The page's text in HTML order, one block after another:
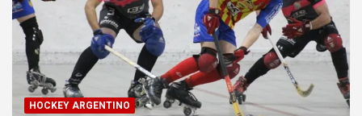
HOCKEY ARGENTINO